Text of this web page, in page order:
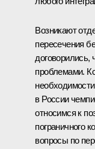
Возникают
пересечения
проблемами.
в России
относимся к
пограничного
вопросы по